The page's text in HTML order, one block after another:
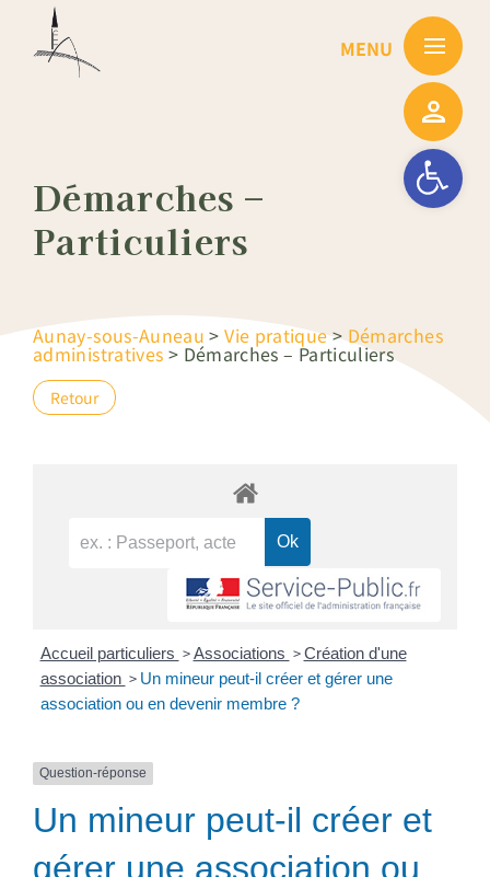
Ouvrir la
Démarches –
Particuliers
Aunay-sous-Auneau >Vie pratique>Démarches
administratives > Démarches – Particuliers
Retour
Accueil particuliers > Associations > Création d'une
association > Un mineur peut-il créer et gérer une
association ou en devenir membre ?
Question-réponse
Un mineur peut-il créer et
gérer une association ou